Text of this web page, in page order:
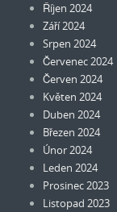
Říjen 2024
Září 2024
Srpen 2024
Červenec 2024
Červen 2024
Květen 2024
Duben 2024
Březen 2024
Únor 2024
Leden 2024
Prosinec 2023
Listopad 2023